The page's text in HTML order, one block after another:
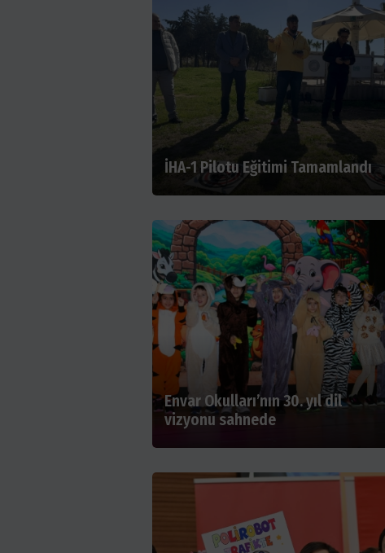
İHA-1 Pilotu Eğitimi Tamamlandı
Envar Okulları’nın 30. yıl dil
vizyonu sahnede